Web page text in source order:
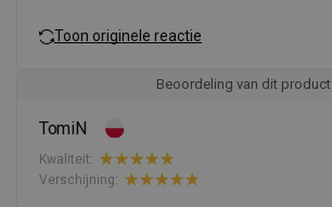
Toon originele reactie
Beoordeling van dit product
TomiN
Kwaliteit:
Verschijning: